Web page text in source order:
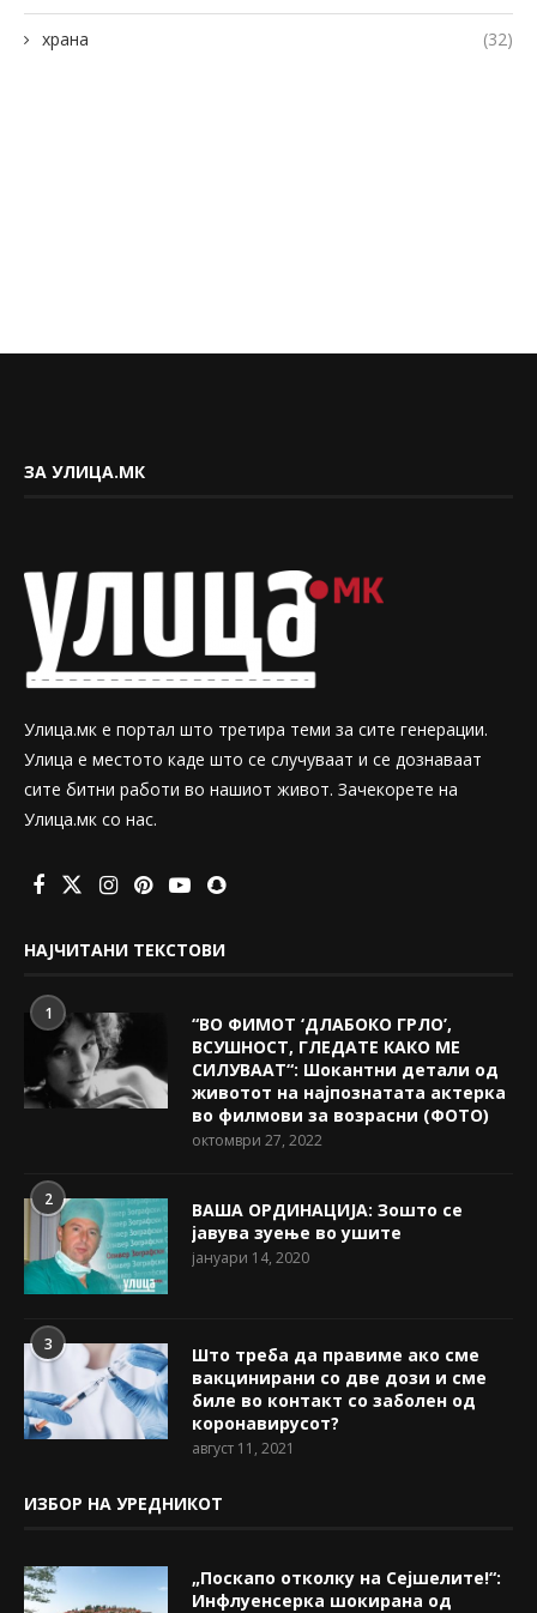
храна (32)
ЗА УЛИЦА.МК
Улица.мк е портал што третира теми за сите генерации.
Улица е местото каде што се случуваат и се дознаваат
сите битни работи во нашиот живот. Зачекорете на
Улица.мк со нас.
НАЈЧИТАНИ ТЕКСТОВИ
1
“ВО ФИМОТ ‘ДЛАБОКО ГРЛО’,
ВСУШНОСТ, ГЛЕДАТЕ КАКО МЕ
СИЛУВААТ“: Шокантни детали од
животот на најпознатата актерка
во филмови за возрасни (ФОТО)
октомври 27, 2022
2
ВАША ОРДИНАЦИЈА: Зошто се
јавува зуење во ушите
јануари 14, 2020
3
Што треба да правиме ако сме
вакцинирани со две дози и сме
биле во контакт со заболен од
коронавирусот?
август 11, 2021
ИЗБОР НА УРЕДНИКОТ
„Поскапо отколку на Сејшелите!“:
Инфлуенсерка шокирана од